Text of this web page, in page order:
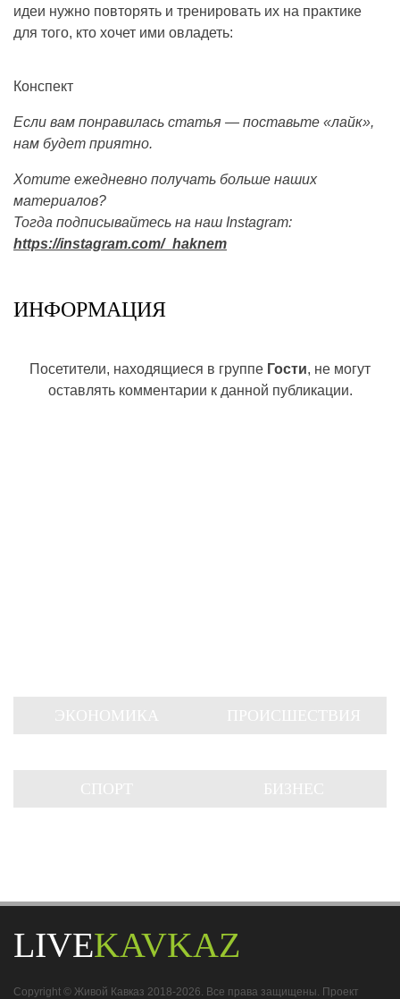
идеи нужно повторять и тренировать их на практике
для того, кто хочет ими овладеть:
Конспект
Если вам понравилась статья — поставьте «лайк»,
нам будет приятно.
Хотите ежедневно получать больше наших
материалов?
Тогда подписывайтесь на наш Instagram:
https://instagram.com/_haknem
ИНФОРМАЦИЯ
Посетители, находящиеся в группе Гости, не могут
оставлять комментарии к данной публикации.
LIVEKAVKAZ
Copyright © Живой Кавказ 2018-2026. Все права защищены. Проект